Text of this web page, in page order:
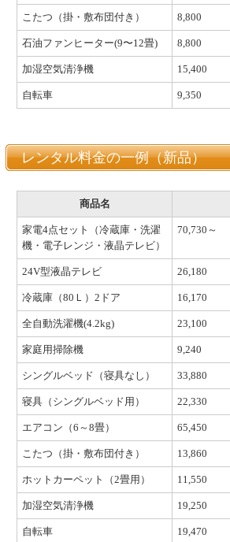
こたつ（掛・敷布団付き） 8,800
石油ファンヒーター(9〜12畳) 8,800
加湿空気清浄機 15,400
自転車 9,350
レンタル料金の一例（新品）
商品名
家電4点セット（冷蔵庫・洗濯
機・電子レンジ・液晶テレビ）
70,730～
24V型液晶テレビ 26,180
冷蔵庫（80Ｌ）2ドア 16,170
全自動洗濯機(4.2kg) 23,100
家庭用掃除機 9,240
シングルベッド（寝具なし） 33,880
寝具（シングルベッド用） 22,330
エアコン（6～8畳） 65,450
こたつ（掛・敷布団付き） 13,860
ホットカーペット（2畳用） 11,550
加湿空気清浄機 19,250
自転車 19,470